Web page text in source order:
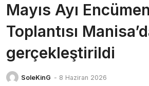
Mayıs Ayı Encümen
Toplantısı
gerçekleştirildi
SoleKinG - 8 Haziran 2026